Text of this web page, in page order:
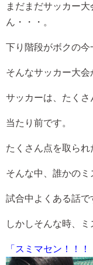
まだまだサッカー
ん・・・。
下り階段がボクの今
そんなサッカー大会
サッカーは、たくさ
当たり前です。
たくさん点を取られ
そんな中、誰かのミ
試合中よくある話で
しかしそんな時、
「スミマセン！！！